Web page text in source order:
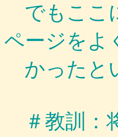
でもここ
ページをよ
かったと
＃教訓：